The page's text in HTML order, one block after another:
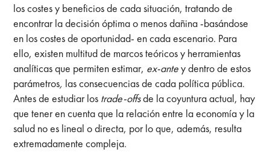
los costes y beneficios de cada situación, tratando de
encontrar la decisión óptima o menos dañina -basándose
en los costes de oportunidad- en cada escenario. Para
ello, existen multitud de marcos teóricos y herramientas
analíticas que permiten estimar, ex-antey dentro de estos
parámetros, las consecuencias de cada política pública.
Antes de estudiar los trade-offsde la coyuntura actual, hay
que tener en cuenta que la relación entre la economía y la
salud no es lineal o directa, por lo que, además, resulta
extremadamente compleja.